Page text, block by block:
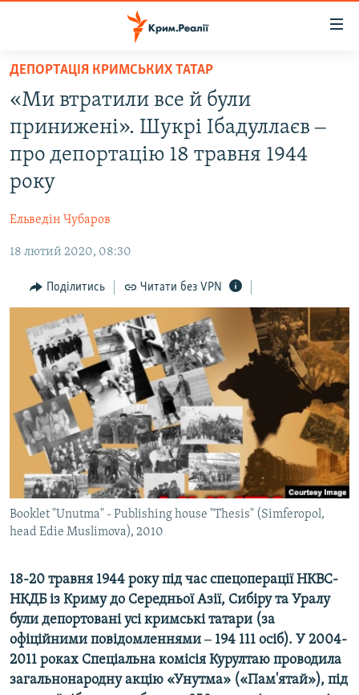
Перейти
основного
матеріалу
Перейти
до
основної
Перейти
до
ВОДА.КРИМ
ВІДЕО ТА ФОТО
ПОГЛЯД
ІНТЕРВ'Ю
ВСЕ ЗА ДЕНЬ
СПЕЦПРОЕКТИ
ДЕПОРТАЦІЯ
ВІДЕОУРОКИ «ELIFBE»
СВІДЧЕННЯ ОКУПАЦІЇ
УКРАЇНСЬКА ПРОБЛЕМА КРИМУ
ІНФОГРАФІКА
ЯК ОБІЙТИ БЛОКУВАННЯ
Русский
Qırımtatar
ДОЛУЧАЙСЯ!
Усі сайти RFE/RL
ДЕПОРТАЦІЯ КРИМСЬКИХ ТАТАР
«Ми втратили все й були
принижені». Шукрі Ібадуллаєв ‒
про депортацію 18 травня 1944
року
Ельведін Чубаров
18 лютий 2020, 08:30
Поділитись Читати без VPN
Booklet "Unutma" - Publishing house "Thesis" (Simferopol,
head Edie Muslimova), 2010
18-20 травня 1944 року під час спецоперації НКВС-
НКДБ із Криму до Середньої Азії, Сибіру та Уралу
були депортовані усі кримські татари (за
офіційними повідомленнями ‒ 194 111 осіб). У 2004-
2011 роках Спеціальна комісія Курултаю проводила
загальнонародну акцію «Унутма» («Пам'ятай»), під